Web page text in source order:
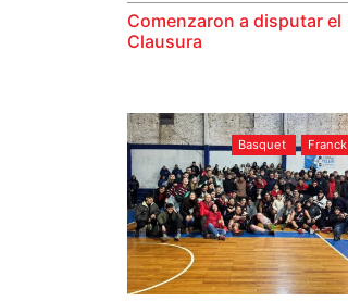
Comenzaron a disputar el
Clausura
Basquet Franck